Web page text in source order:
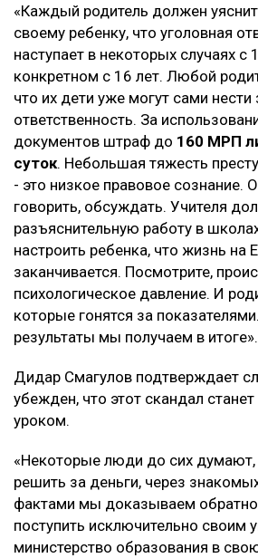
«Каждый родитель должен
своему ребенку, что уголовная
наступает в некоторых случаях с
конкретном с 16 лет. Любой
что их дети уже могут сами
ответственность. За
документов штраф до 160 МРП
суток. Небольшая тяжесть
- это низкое правовое сознание.
говорить, обсуждать. Учителя
разъяснительную работу в
настроить ребенка, что жизнь на
заканчивается. Посмотрите,
психологическое давление. И
которые гонятся за
результаты мы получаем в
Дидар Смагулов подтверждает
убежден, что этот скандал
уроком.
«Некоторые люди до сих
решить за деньги, через
фактами мы доказываем
поступить исключительно своим
министерство образования в